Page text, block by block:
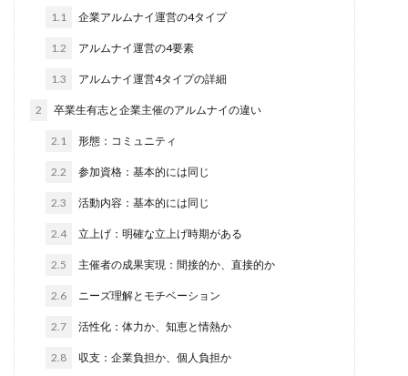
1.1 企業アルムナイ運営の4タイプ
1.2 アルムナイ運営の4要素
1.3 アルムナイ運営4タイプの詳細
2 卒業生有志と企業主催のアルムナイの違い
2.1 形態：コミュニティ
2.2 参加資格：基本的には同じ
2.3 活動内容：基本的には同じ
2.4 立上げ：明確な立上げ時期がある
2.5 主催者の成果実現：間接的か、直接的か
2.6 ニーズ理解とモチベーション
2.7 活性化：体力か、知恵と情熱か
2.8 収支：企業負担か、個人負担か